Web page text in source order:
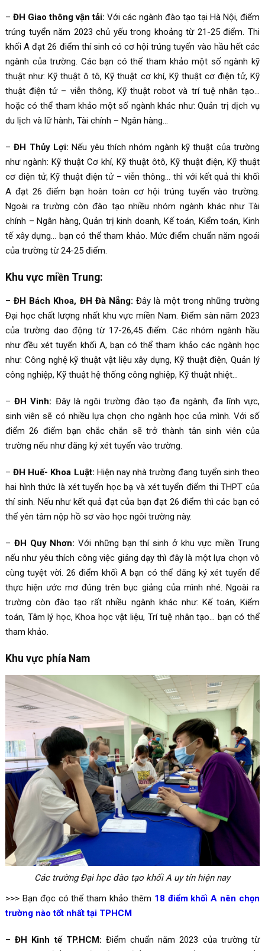
– ĐH Giao thông vận tải: Với các ngành đào tạo tại Hà Nội, điểm
trúng tuyển năm 2023 chủ yếu trong khoảng từ 21-25 điểm. Thi
khối A đạt 26 điểm thí sinh có cơ hội trúng tuyển vào hầu hết các
ngành của trường. Các bạn có thể tham khảo một số ngành kỹ
thuật như: Kỹ thuật ô tô, Kỹ thuật cơ khí, Kỹ thuật cơ điện tử, Kỹ
thuật điện tử – viễn thông, Kỹ thuật robot và trí tuệ nhân tạo…
hoặc có thể tham khảo một số ngành khác như: Quản trị dịch vụ
du lịch và lữ hành, Tài chính – Ngân hàng…
–ĐH Thủy Lợi: Nếu yêu thích nhóm ngành kỹ thuật của trường
như ngành: Kỹ thuật Cơ khí, Kỹ thuật ôtô, Kỹ thuật điện, Kỹ thuật
cơ điện tử, Kỹ thuật điện tử – viễn thông… thì với kết quả thi khối
A đạt 26 điểm bạn hoàn toàn cơ hội trúng tuyển vào trường.
Ngoài ra trường còn đào tạo nhiều nhóm ngành khác như Tài
chính – Ngân hàng, Quản trị kinh doanh, Kế toán, Kiểm toán, Kinh
tế xây dựng… bạn có thể tham khảo. Mức điểm chuẩn năm ngoái
của trường từ 24-25 điểm.
Khu vực miền Trung:
–ĐH Bách Khoa, ĐH Đà Nẵng: Đây là một trong những trường
Đại học chất lượng nhất khu vực miền Nam. Điểm sàn năm 2023
của trường dao động từ 17-26,45 điểm. Các nhóm ngành hầu
như đều xét tuyển khối A, bạn có thể tham khảo các ngành học
như: Công nghệ kỹ thuật vật liệu xây dựng, Kỹ thuật điện, Quản lý
công nghiệp, Kỹ thuật hệ thống công nghiệp, Kỹ thuật nhiệt…
–ĐH Vinh: Đây là ngôi trường đào tạo đa ngành, đa lĩnh vực,
sinh viên sẽ có nhiều lựa chọn cho ngành học của mình. Với số
điểm 26 điểm bạn chắc chắn sẽ trở thành tân sinh viên của
trường nếu như đăng ký xét tuyển vào trường.
–ĐH Huế- Khoa Luật: Hiện nay nhà trường đang tuyển sinh theo
hai hình thức là xét tuyển học bạ và xét tuyển điểm thi THPT của
thí sinh. Nếu như kết quả đạt của bạn đạt 26 điểm thì các bạn có
thể yên tâm nộp hồ sơ vào học ngôi trường này.
– ĐH Quy Nhơn: Với những bạn thí sinh ở khu vực miền Trung
nếu như yêu thích công việc giảng dạy thì đây là một lựa chọn vô
cùng tuyệt vời. 26 điểm khối A bạn có thể đăng ký xét tuyển để
thực hiện ước mơ đúng trên bục giảng của mình nhé. Ngoài ra
trường còn đào tạo rất nhiều ngành khác như: Kế toán, Kiểm
toán, Tâm lý học, Khoa học vật liệu, Trí tuệ nhân tạo… bạn có thể
tham khảo.
Khu vực phía Nam
Các trường Đại học đào tạo khối A uy tín hiện nay
>>> Bạn đọc có thể tham khảo thêm 18 điểm khối A nên chọn
trường nào tốt nhất tại TPHCM
–ĐH Kinh tế TP.HCM: Điểm chuẩn năm 2023 của trường từ